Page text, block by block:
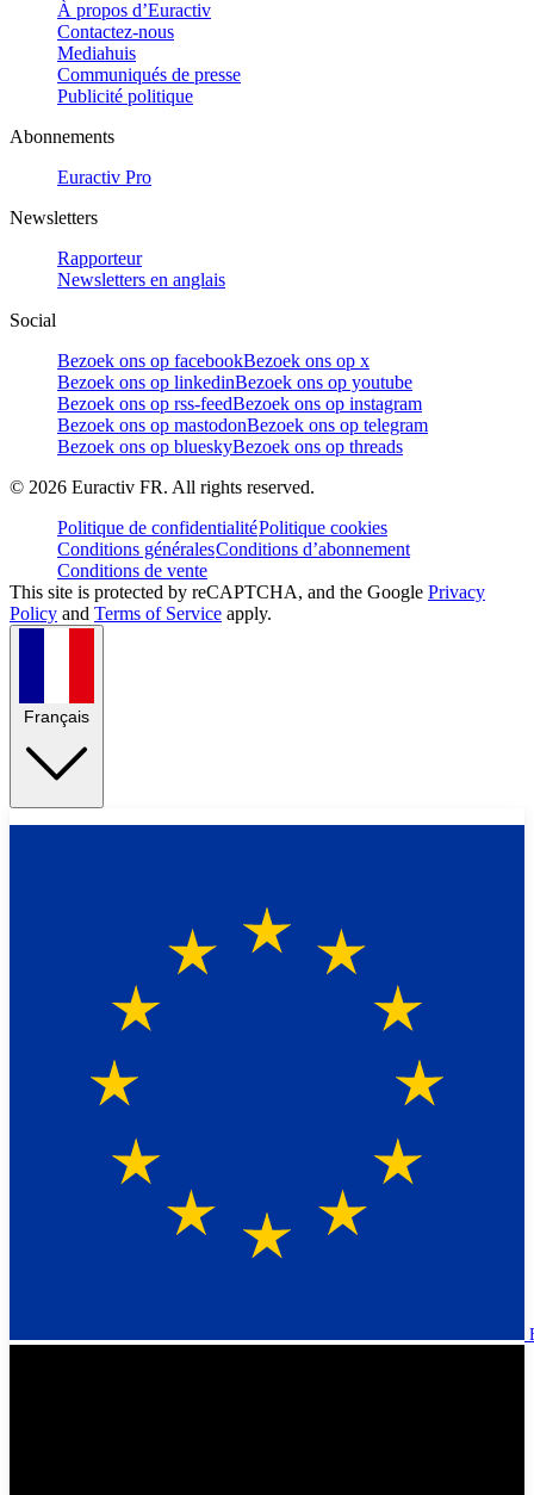
À propos d’Euractiv
Contactez-nous
Mediahuis
Communiqués de presse
Publicité politique
Abonnements
Euractiv Pro
Newsletters
Rapporteur
Newsletters en anglais
Social
Bezoek ons op facebookBezoek ons op x
Bezoek ons op linkedinBezoek ons op youtube
Bezoek ons op rss-feedBezoek ons op instagram
Bezoek ons op mastodonBezoek ons op telegram
Bezoek ons op blueskyBezoek ons op threads
© 2026 Euractiv FR. All rights reserved.
Politique de confidentialitéPolitique cookies
Conditions généralesConditions d’abonnement
Conditions de vente
This site is protected by reCAPTCHA, and the Google Privacy
Policy and Terms of Service apply.
Français